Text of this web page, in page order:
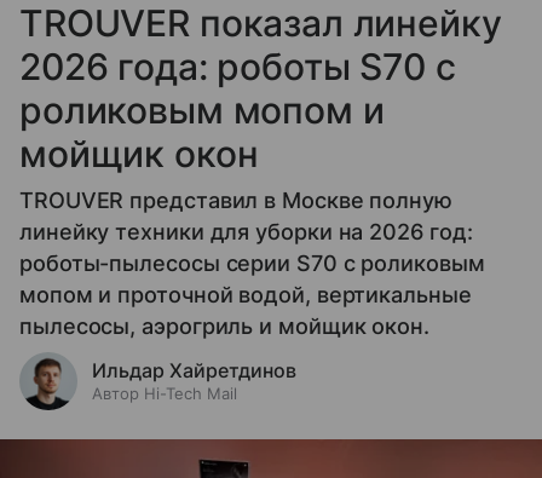
TROUVER показал линейку
2026 года: роботы S70 с
роликовым мопом и
мойщик окон
TROUVER представил в Москве полную
линейку техники для уборки на 2026 год:
роботы-пылесосы серии S70 с роликовым
мопом и проточной водой, вертикальные
пылесосы, аэрогриль и мойщик окон.
Ильдар Хайретдинов
Автор Hi-Tech Mail